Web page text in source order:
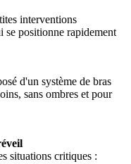
interventions
se positionne rapidement
d'un système de bras
sans ombres et pour
situations critiques :